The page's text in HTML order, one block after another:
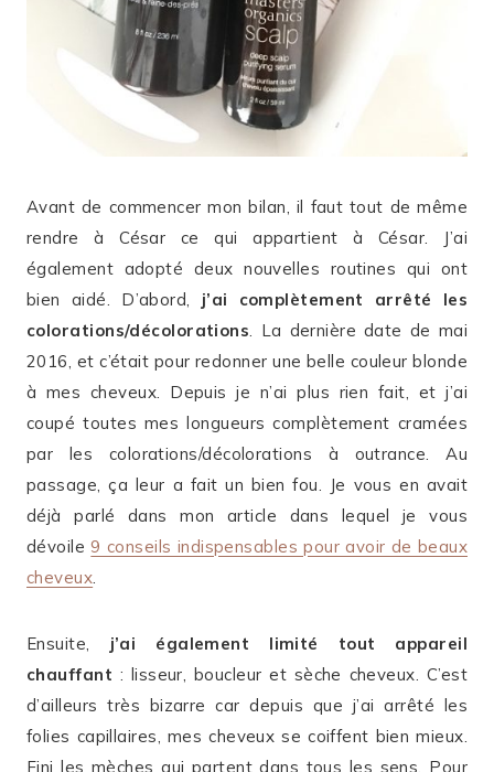
Avant de commencer mon bilan, il faut tout de même
rendre à César ce qui appartient à César. J’ai
également adopté deux nouvelles routines qui ont
bien aidé. D’abord, j’ai complètement arrêté les
colorations/décolorations . La dernière date de mai
2016, et c’était pour redonner une belle couleur blonde
à mes cheveux. Depuis je n’ai plus rien fait, et j’ai
coupé toutes mes longueurs complètement cramées
par les colorations/décolorations à outrance. Au
passage, ça leur a fait un bien fou. Je vous en avait
déjà parlé dans mon article dans lequel je vous
dévoile9 conseils indispensables pour avoir de beaux
cheveux
Ensuite, j’ai également limité tout appareil
chauffant : lisseur, boucleur et sèche cheveux. C’est
d’ailleurs très bizarre car depuis que j’ai arrêté les
folies capillaires, mes cheveux se coiffent bien mieux.
Fini les mèches qui partent dans tous les sens. Pour